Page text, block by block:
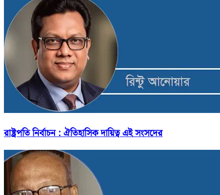
রাষ্ট্রপতি নির্বাচন : ঐতিহাসিক দায়িত্ব এই সংসদের